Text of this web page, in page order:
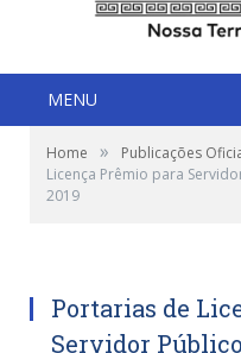
MENU
Home » Publicações
Licença Prêmio para
2019
Portarias de
Servidor